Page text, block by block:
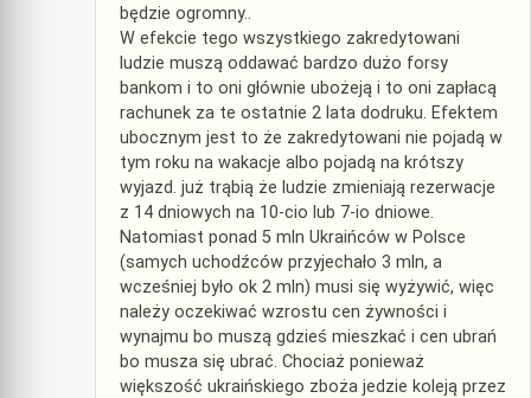
będzie ogromny..
W efekcie tego wszystkiego zakredytowani
ludzie muszą oddawać bardzo dużo forsy
bankom i to oni głównie ubożeją i to oni zapłacą
rachunek za te ostatnie 2 lata dodruku. Efektem
ubocznym jest to że zakredytowani nie pojadą w
tym roku na wakacje albo pojadą na krótszy
wyjazd. już trąbią że ludzie zmieniają rezerwacje
z 14 dniowych na 10-cio lub 7-io dniowe.
Natomiast ponad 5 mln Ukraińców w Polsce
(samych uchodźców przyjechało 3 mln, a
wcześniej było ok 2 mln) musi się wyżywić, więc
należy oczekiwać wzrostu cen żywności i
wynajmu bo muszą gdzieś mieszkać i cen ubrań
bo musza się ubrać. Chociaż ponieważ
większość ukraińskiego zboża jedzie koleją przez